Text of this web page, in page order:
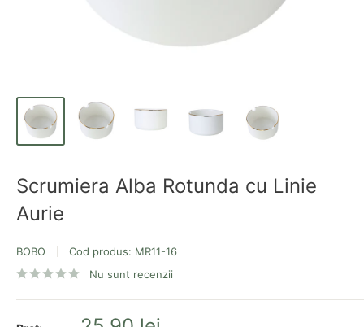
Scrumiera Alba Rotunda cu Linie
Aurie
BOBO Cod produs: MR11-16
Nu sunt recenzii